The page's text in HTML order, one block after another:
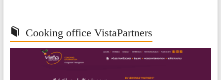
Cooking office VistaPartners